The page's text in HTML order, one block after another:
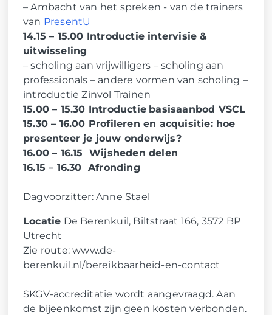
– Ambacht van het spreken - van de trainers
van PresentU
14.15 – 15.00 Introductie intervisie &
uitwisseling
– scholing aan vrijwilligers – scholing aan
professionals – andere vormen van scholing –
introductie Zinvol Trainen
15.00 – 15.30 Introductie basisaanbod VSCL
15.30 – 16.00 Profileren en acquisitie: hoe
presenteer je jouw onderwijs?
16.00 – 16.15 Wijsheden delen
16.15 – 16.30 Afronding
Dagvoorzitter: Anne Stael
Locatie De Berenkuil, Biltstraat 166, 3572 BP
Utrecht
Zie route: www.de-
berenkuil.nl/bereikbaarheid-en-contact
SKGV-accreditatie wordt aangevraagd. Aan
de bijeenkomst zijn geen kosten verbonden.